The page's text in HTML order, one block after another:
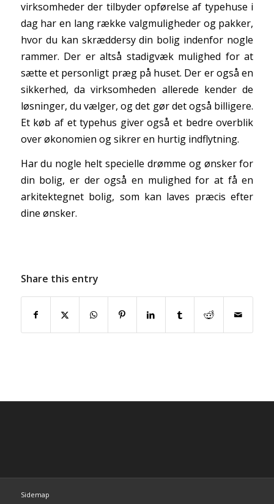
virksomheder der tilbyder opførelse af typehuse i
dag har en lang række valgmuligheder og pakker,
hvor du kan skræddersy din bolig indenfor nogle
rammer. Der er altså stadigvæk mulighed for at
sætte et personligt præg på huset. Der er også en
sikkerhed, da virksomheden allerede kender de
løsninger, du vælger, og det gør det også billigere.
Et køb af et typehus giver også et bedre overblik
over økonomien og sikrer en hurtig indflytning.
Har du nogle helt specielle drømme og ønsker for
din bolig, er der også en mulighed for at få en
arkitektegnet bolig, som kan laves præcis efter
dine ønsker.
Share this entry
Sidemap